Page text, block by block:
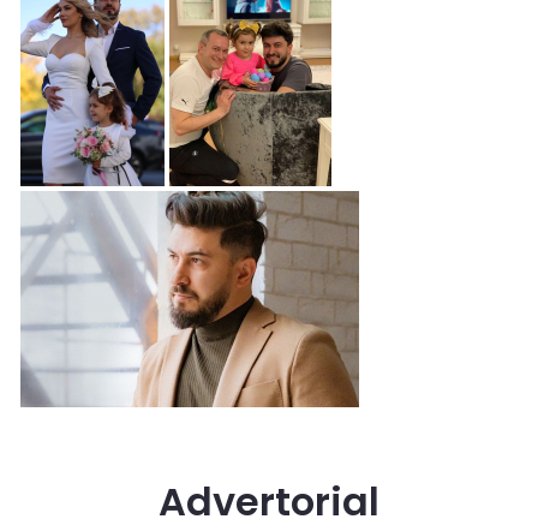
Advertorial